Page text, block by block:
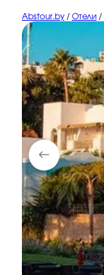
Abstour.by / Отели /